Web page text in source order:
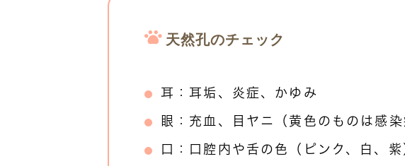
天然孔のチェック
耳：耳垢、炎症、かゆみ
眼：充血、目ヤニ（黄色のものは感染
口：口腔内や舌の色（ピンク、白、